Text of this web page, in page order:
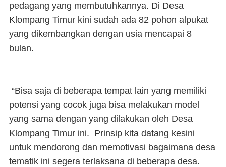
pedagang yang membutuhkannya. Di Desa
Klompang Timur kini sudah ada 82 pohon alpukat
yang dikembangkan dengan usia mencapai 8
bulan.
“Bisa saja di beberapa tempat lain yang memiliki
potensi yang cocok juga bisa melakukan model
yang sama dengan yang dilakukan oleh Desa
Klompang Timur ini. Prinsip kita datang kesini
untuk mendorong dan memotivasi bagaimana desa
tematik ini segera terlaksana di beberapa desa.